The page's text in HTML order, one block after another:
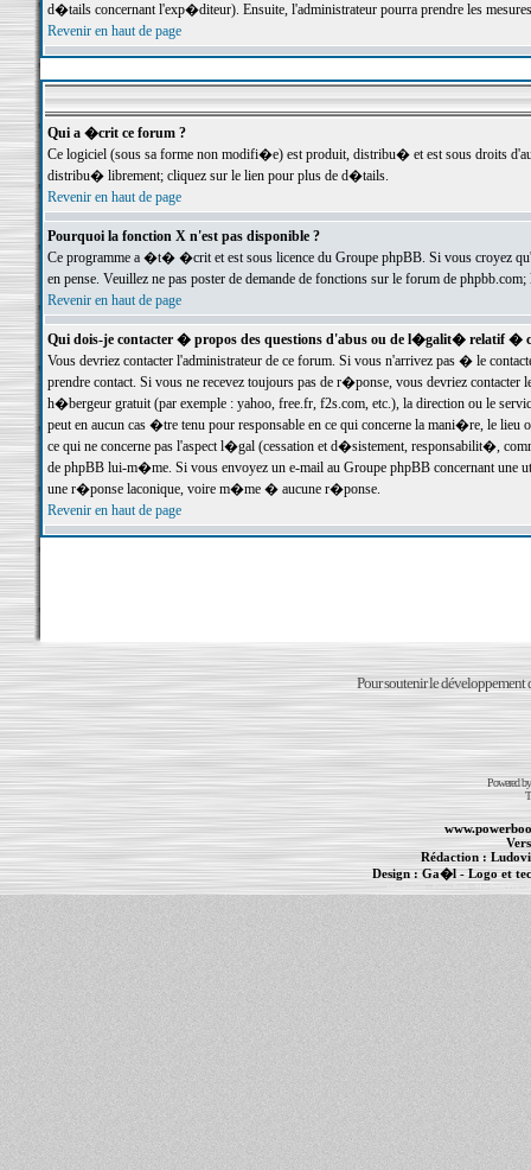
d�tails concernant l'exp�diteur). Ensuite, l'administrateur pourra prendre les
Revenir en haut de page
Qui a �crit ce forum ?
Ce logiciel (sous sa forme non modifi�e) est produit, distribu� et est sous droits
distribu� librement; cliquez sur le lien pour plus de d�tails.
Revenir en haut de page
Pourquoi la fonction X n'est pas disponible ?
Ce programme a �t� �crit et est sous licence du Groupe phpBB. Si vous croyez
en pense. Veuillez ne pas poster de demande de fonctions sur le forum de
Revenir en haut de page
Qui dois-je contacter � propos des questions d'abus ou de l�galit� relatif �
Vous devriez contacter l'administrateur de ce forum. Si vous n'arrivez pas � le
prendre contact. Si vous ne recevez toujours pas de r�ponse, vous devriez
h�bergeur gratuit (par exemple : yahoo, free.fr, f2s.com, etc.), la direction ou le
peut en aucun cas �tre tenu pour responsable en ce qui concerne la mani�re, le
ce qui ne concerne pas l'aspect l�gal (cessation et d�sistement, responsabilit�,
de phpBB lui-m�me. Si vous envoyez un e-mail au Groupe phpBB concernant une
une r�ponse laconique, voire m�me � aucune r�ponse.
Revenir en haut de page
Pour soutenir le développement
Powered
Rédaction :
Design :Ga�l- Logo et
Informations :